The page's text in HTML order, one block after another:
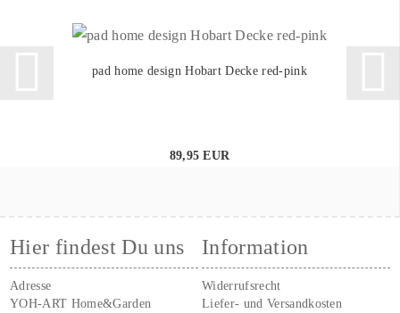
pad home design Hobart Decke red-pink
89,95 EUR
Hier findest Du uns
Adresse
YOH-ART Home&Garden
Information
Widerrufsrecht
Liefer- und Versandkosten